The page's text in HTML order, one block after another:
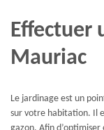
Effectuer
Mauriac
Le jardinage est un
sur votre habitation. Il